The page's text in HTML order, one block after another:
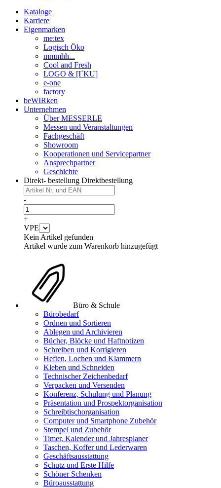
Kataloge
Karriere
Eigenmarken
me:tex
Logisch Öko
mmmhh...
Cool and Fresh
LOGO & [I´KU]
e-one
factory
beWIRken
Unternehmen
Über MESSERLE
Messen und Veranstaltungen
Fachgeschäft
Showroom
Kooperationen und Servicepartner
Ansprechpartner
Geschichte
Direkt- bestellung Direktbestellung
-
+
VPE
Kein Artikel gefunden
Artikel wurde zum Warenkorb hinzugefügt
Büro & Schule
Bürobedarf
Ordnen und Sortieren
Ablegen und Archivieren
Bücher, Blöcke und Haftnotizen
Schreiben und Korrigieren
Heften, Lochen und Klammern
Kleben und Schneiden
Technischer Zeichenbedarf
Verpacken und Versenden
Konferenz, Schulung und Planung
Präsentation und Prospektorganisation
Schreibtischorganisation
Computer und Smartphone Zubehör
Stempel und Zubehör
Timer, Kalender und Jahresplaner
Taschen, Koffer und Lederwaren
Geschäftsausstattung
Schutz und Erste Hilfe
Schöner Schenken
Büroausstattung